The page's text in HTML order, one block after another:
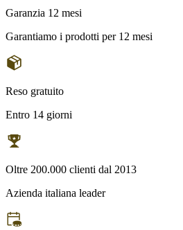
Garanzia 12 mesi
Garantiamo i prodotti per 12 mesi
Reso gratuito
Entro 14 giorni
Oltre 200.000 clienti dal 2013
Azienda italiana leader